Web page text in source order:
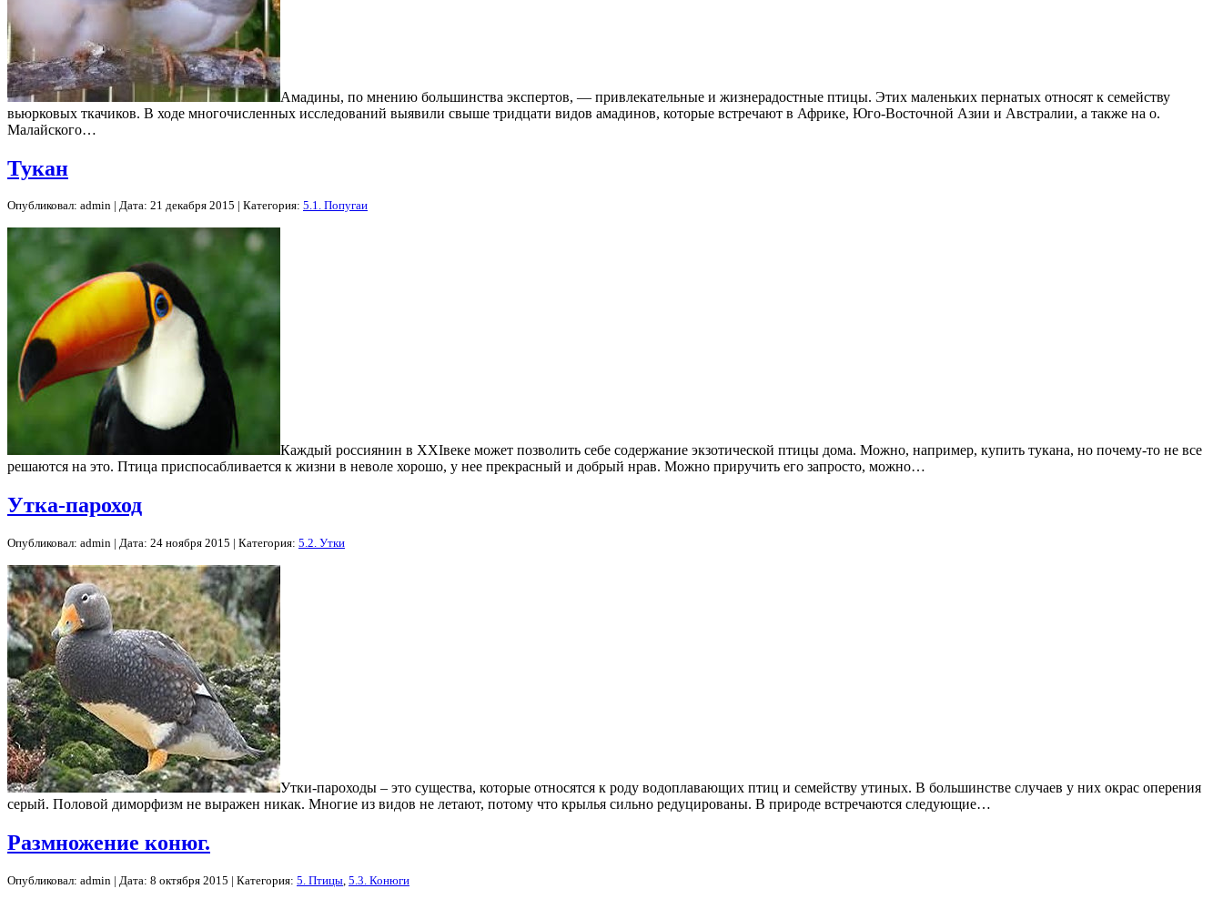
Амадины, по мнению большинства экспертов, — привлекательные и жизнерадостные птицы. Этих маленьких пернатых относят к семейству
вьюрковых ткачиков. В ходе многочисленных исследований выявили свыше тридцати видов амадинов, которые встречают в Африке, Юго-Восточной Азии и Австралии, а также на о.
Малайского…
Тукан
Опубликовал: admin | Дата: 21 декабря 2015 | Категория: 5.1. Попугаи
Каждый россиянин в XXIвеке может позволить себе содержание экзотической птицы дома. Можно, например, купить тукана, но почему-то не все
решаются на это. Птица приспосабливается к жизни в неволе хорошо, у нее прекрасный и добрый нрав. Можно приручить его запросто, можно…
Утка-пароход
Опубликовал: admin | Дата: 24 ноября 2015 | Категория: 5.2. Утки
Утки-пароходы – это существа, которые относятся к роду водоплавающих птиц и семейству утиных. В большинстве случаев у них окрас оперения
серый. Половой диморфизм не выражен никак. Многие из видов не летают, потому что крылья сильно редуцированы. В природе встречаются следующие…
Размножение конюг.
Опубликовал: admin | Дата: 8 октября 2015 | Категория: 5. Птицы, 5.3. Конюги